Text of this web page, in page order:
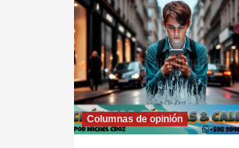
Columnas de opinión